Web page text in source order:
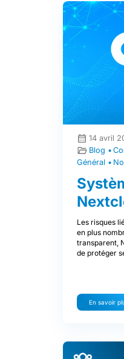
14 avril
Blog
Général
Les risques
en plus
transparent,
de protéger
En savoir